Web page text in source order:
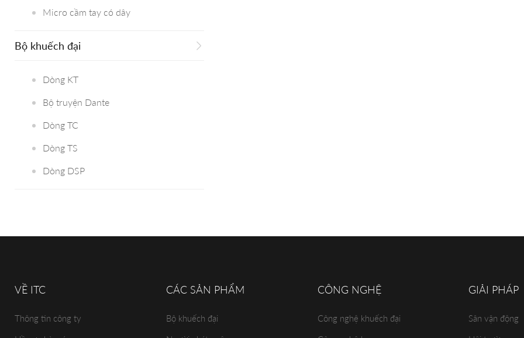
Micro cầm tay có dây
Bộ khuếch đại
Dòng KT
Bộ truyện Dante
Dòng TC
Dòng TS
Dòng DSP
VỀ ITC
Thông tin công ty
CÁC SẢN PHẨM
Bộ khuếch đại
CÔNG NGHỆ
Công nghệ khuếch đại
GIẢI PHÁP
Sân vận động